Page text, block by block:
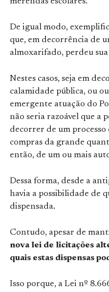
De igual modo,
que, em decorrência de
almoxarifado, perdeu
Nestes casos, seja em
calamidade pública, ou
emergente atuação do
não seria razoável que a
decorrer de um processo
compras da grande
então, de um ou mais
Dessa forma, desde a
havia a possibilidade de
dispensada.
Contudo, apesar de
nova lei de licitações
quais estas dispensas
Isso porque, a Lei nº